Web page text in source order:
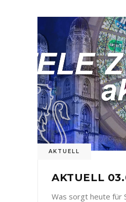
AKTUELL
AKTUELL
Was sorgt heute für